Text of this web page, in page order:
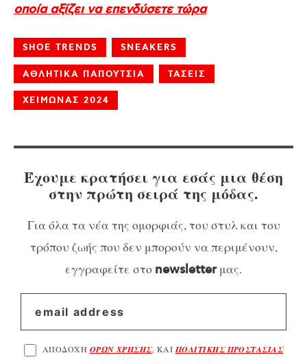
οποία αξίζει να επενδύσετε τώρα
SHOE TRENDS SNEAKERS
ΑΘΛΗΤΙΚΑ ΠΑΠΟΥΤΣΙΑ ΤΑΣΕΙΣ
ΧΕΙΜΩΝΑΣ 2024
Έχουμε κρατήσει για εσάς μια θέση
στην πρώτη σειρά της μόδας.
Για όλα τα νέα της ομορφιάς, του στυλ και του
τρόπου ζωής που δεν μπορούν να περιμένουν,
εγγραφείτε στο newsletterμας.
ΑΠΟΔΟΧΗ ΟΡΩΝ ΧΡΗΣΗΣ, ΚΑΙΠΟΛΙΤΙΚΗΣ ΠΡΟΣΤΑΣΙΑΣ